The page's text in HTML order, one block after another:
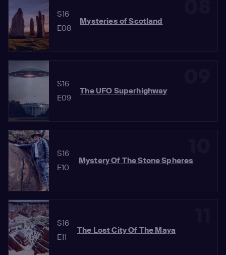
S16
E08
Mysteries of Scotland
S16
E09
The UFO Superhighway
S16
E10
Mystery Of The Stone Spheres
S16
E11
The Lost City Of The Maya